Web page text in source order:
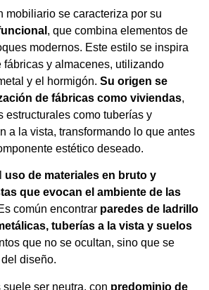
mobiliario se caracteriza por su
, que combina elementos de
modernos. Este estilo se inspira
fábricas y almacenes, utilizando
y el hormigón. Su origen se
de fábricas como viviendas,
estructurales como tuberías y
a la vista, transformando lo que antes
estético deseado.
uso de materiales en bruto y
que evocan el ambiente de las
común encontrar paredes de ladrillo
tuberías a la vista y suelos
que no se ocultan, sino que se
diseño.
ser neutra, con predominio de